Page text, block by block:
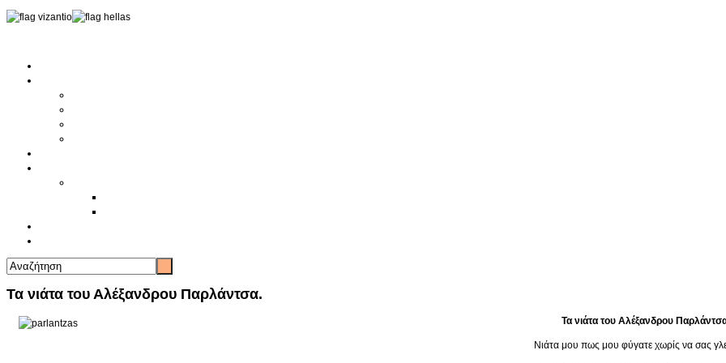
Τα νιάτα του Αλέξανδρου Παρλάντσα.
Τα νιάτα του Αλέξανδρου
Νιάτα μου πως μου φύγατε χωρίς να σας